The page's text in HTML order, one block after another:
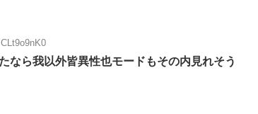
なら我以外皆異性也モードもその内見れそう